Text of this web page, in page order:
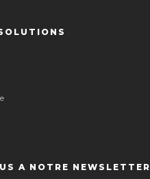
A NOTRE NEWSLETTER